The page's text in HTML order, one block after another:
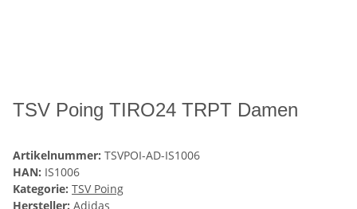
TSV Poing TIRO24 TRPT Damen
Artikelnummer: TSVPOI-AD-IS1006
HAN: IS1006
Kategorie: TSV Poing
Hersteller: Adidas